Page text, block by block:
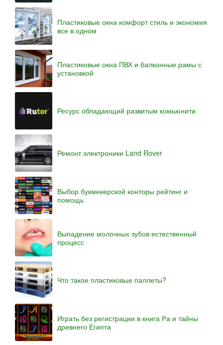
Пластиковые окна комфорт стиль и экономия
все в одном
Пластиковые окна ПВХ и балконные рамы с
установкой
Ресурс обладающий развитым комьюнити
Ремонт электроники Land Rover
Выбор букмекерской конторы рейтинг и
помощь
Выпадение молочных зубов естественный
процесс
Что такое пластиковые паллеты?
Играть без регистрации в книга Ра и тайны
древнего Египта